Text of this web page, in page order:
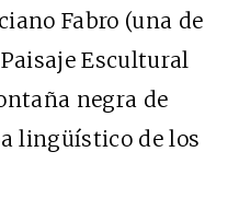
Fabro (una de
Escultural
negra de
lingüístico de los